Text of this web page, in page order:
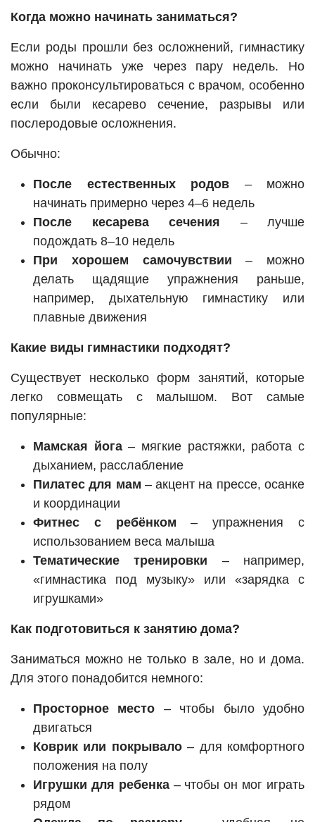
Когда можно начинать заниматься?
Если роды прошли без осложнений, гимнастику
можно начинать уже через пару недель. Но
важно проконсультироваться с врачом, особенно
если были кесарево сечение, разрывы или
послеродовые осложнения.
Обычно:
После естественных родов – можно
начинать примерно через 4–6 недель
После кесарева сечения – лучше
подождать 8–10 недель
При хорошем самочувствии – можно
делать щадящие упражнения раньше,
например, дыхательную гимнастику или
плавные движения
Какие виды гимнастики подходят?
Существует несколько форм занятий, которые
легко совмещать с малышом. Вот самые
популярные:
Мамская йога– мягкие растяжки, работа с
дыханием, расслабление
Пилатес для мам – акцент на прессе, осанке
и координации
Фитнес с ребёнком – упражнения с
использованием веса малыша
Тематические тренировки – например,
«гимнастика под музыку» или «зарядка с
игрушками»
Как подготовиться к занятию дома?
Заниматься можно не только в зале, но и дома.
Для этого понадобится немного:
Просторное место – чтобы было удобно
двигаться
Коврик или покрывало– для комфортного
положения на полу
Игрушки для ребенка– чтобы он мог играть
рядом